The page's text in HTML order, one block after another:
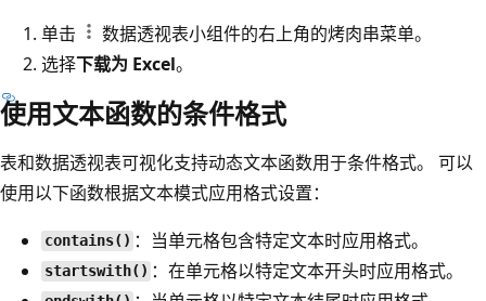
单击
数据透视表小组件的右上角的烤肉串菜单。
选择下载为 Excel。
使用文本函数的条件格式
表和数据透视表可视化支持动态文本函数用于条件格式。 可以
使用以下函数根据文本模式应用格式设置：
contains() ：当单元格包含特定文本时应用格式。
startswith() ：在单元格以特定文本开头时应用格式。